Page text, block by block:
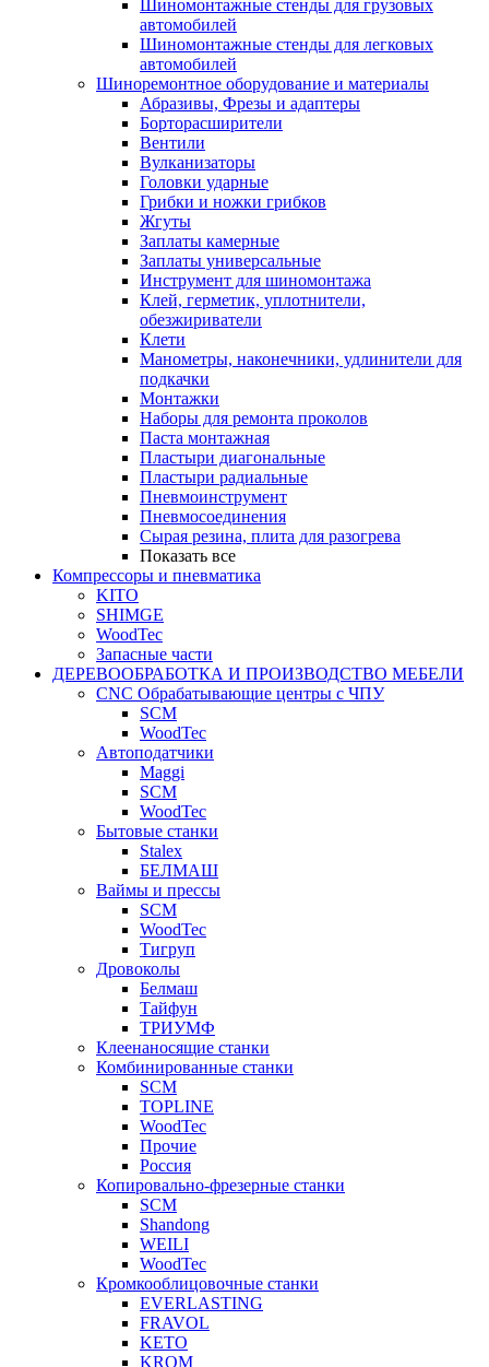
Шиномонтажные стенды для грузовых
автомобилей
Шиномонтажные стенды для легковых
автомобилей
Шиноремонтное оборудование и материалы
Абразивы, Фрезы и адаптеры
Борторасширители
Вентили
Вулканизаторы
Головки ударные
Грибки и ножки грибков
Жгуты
Заплаты камерные
Заплаты универсальные
Инструмент для шиномонтажа
Клей, герметик, уплотнители,
обезжириватели
Клети
Манометры, наконечники, удлинители для
подкачки
Монтажки
Наборы для ремонта проколов
Паста монтажная
Пластыри диагональные
Пластыри радиальные
Пневмоинструмент
Пневмосоединения
Сырая резина, плита для разогрева
Показать все
Компрессоры и пневматика
KITO
SHIMGE
WoodTec
Запасные части
ДЕРЕВООБРАБОТКА И ПРОИЗВОДСТВО МЕБЕЛИ
CNC Обрабатывающие центры с ЧПУ
SCM
WoodTec
Автоподатчики
Maggi
SCM
WoodTec
Бытовые станки
Stalex
БЕЛМАШ
Ваймы и прессы
SCM
WoodTec
Тигруп
Дровоколы
Белмаш
Тайфун
ТРИУМФ
Клеенаносящие станки
Комбинированные станки
SCM
TOPLINE
WoodTec
Прочие
Россия
Копировально-фрезерные станки
SCM
Shandong
WEILI
WoodTec
Кромкооблицовочные станки
EVERLASTING
FRAVOL
KETO
KROM